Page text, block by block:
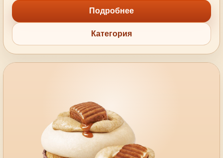
Подробнее
Категория